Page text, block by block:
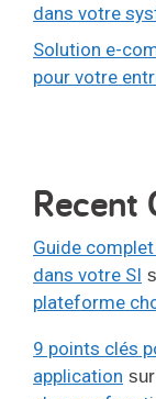
dans votre
Solution e-
pour votre
Recent
Guide
dans votre SI
plateforme
9 points clés
application sur